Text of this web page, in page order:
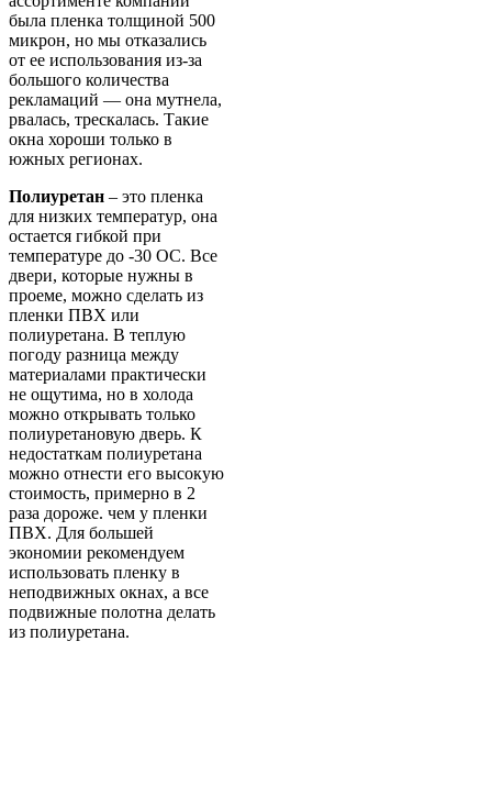
была пленка толщиной 500
микрон, но мы отказались
от ее использования из-за
большого количества
рекламаций — она мутнела,
рвалась, трескалась. Такие
окна хороши только в
южных регионах.
Полиуретан – это пленка
для низких температур, она
остается гибкой при
температуре до -30 ОС. Все
двери, которые нужны в
проеме, можно сделать из
пленки ПВХ или
полиуретана. В теплую
погоду разница между
материалами практически
не ощутима, но в холода
можно открывать только
полиуретановую дверь. К
недостаткам полиуретана
можно отнести его высокую
стоимость, примерно в 2
раза дороже. чем у пленки
ПВХ. Для большей
экономии рекомендуем
использовать пленку в
неподвижных окнах, а все
подвижные полотна делать
из полиуретана.